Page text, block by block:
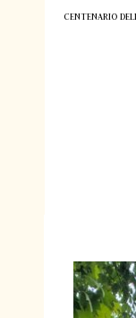
CENTENARIO